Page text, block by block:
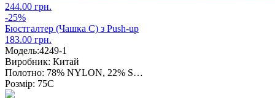
244.00 грн.
-25%
Бюстгалтер (Чашка С) з Push-up
183.00 грн.
Модель:4249-1
Виробник: Китай
Полотно: 78% NYLON, 22% S…
Розмір: 75С